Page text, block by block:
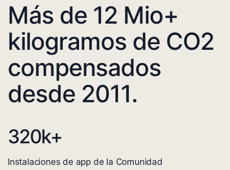
Más de 12 Mio+
kilogramos de CO2
compensados
desde 2011.
320k+
Instalaciones de app de la Comunidad